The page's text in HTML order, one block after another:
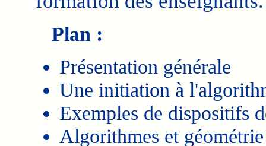
Plan :
Présentation générale
Une initiation à
Exemples de dispositifs
Algorithmes et géométrie